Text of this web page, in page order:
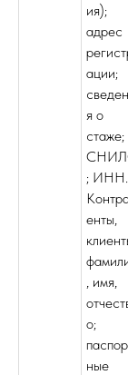
ия);
адрес
ации;
я о
стаже;
; ИНН.
енты,
, имя,
о;
ные